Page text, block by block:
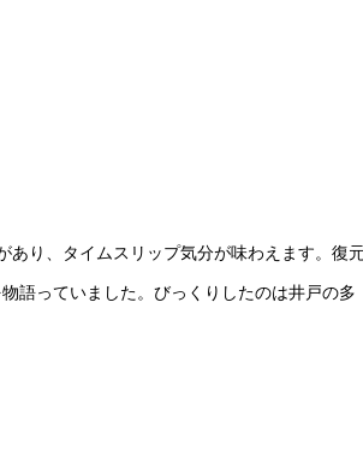
あり、タイムスリップ気分が味わえます。復
語っていました。びっくりしたのは井戸の多